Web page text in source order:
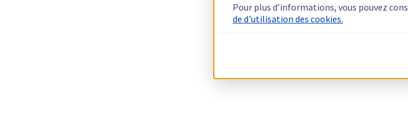
Pour plus d’informations, vous pouvez
de d'utilisation des cookies.